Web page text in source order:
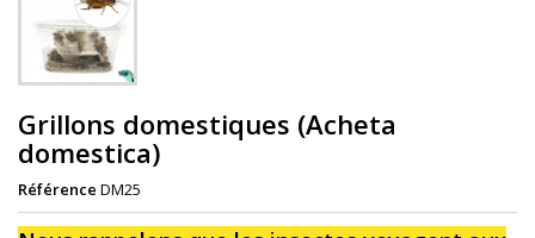
Grillons domestiques (Acheta
domestica)
Référence DM25